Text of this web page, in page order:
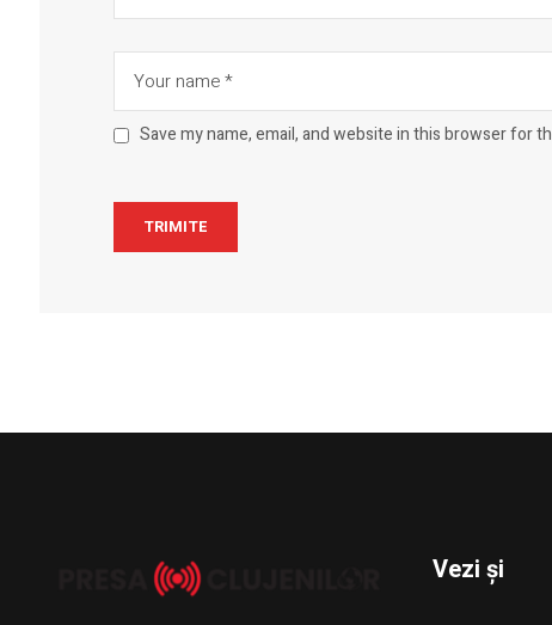
Save my name, email, and website in this browser for
Vezi și